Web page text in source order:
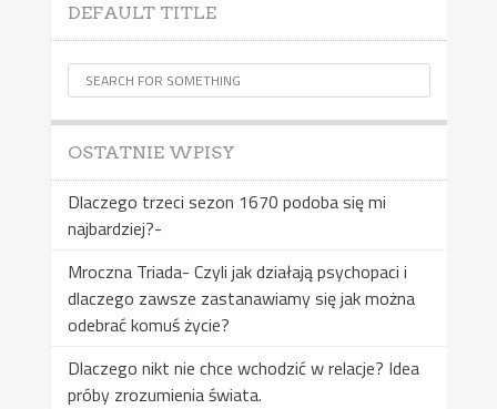
DEFAULT TITLE
OSTATNIE WPISY
Dlaczego trzeci sezon 1670 podoba się mi
najbardziej?-
Mroczna Triada- Czyli jak działają psychopaci i
dlaczego zawsze zastanawiamy się jak można
odebrać komuś życie?
Dlaczego nikt nie chce wchodzić w relacje? Idea
próby zrozumienia świata.